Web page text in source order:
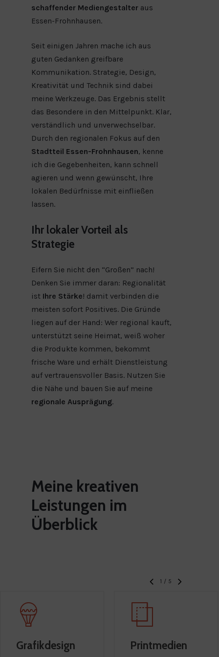
schaffender Mediengestalter aus
Essen-Frohnhausen.
Seit einigen Jahren mache ich aus
guten Gedanken greifbare
Kommunikation. Strategie, Design,
Kreativität und Technik sind dabei
meine Werkzeuge. Das Ergebnis stellt
das Besondere in den Mittelpunkt. Klar,
verständlich und unverwechselbar.
Durch den regionalen Fokus auf den
Stadtteil Essen-Frohnhausen, kenne
ich die Gegebenheiten, kann schnell
agieren und wenn gewünscht, Ihre
lokalen Bedürfnisse mit einfließen
lassen.
Ihr lokaler Vorteil als
Strategie
Eifern Sie nicht den “Großen” nach!
Denken Sie immer daran: Regionalität
ist Ihre Stärke! damit verbinden die
meisten sofort Positives. Die Gründe
liegen auf der Hand: Wer regional kauft,
unterstützt seine Heimat, weiß woher
die Produkte kommen, bekommt
frische Ware und erhält Dienstleistung
auf vertrauensvoller Basis. Nutzen Sie
die Nähe und bauen Sie auf meine
regionale Ausprägung.
Meine kreativen
Leistungen im
Überblick
1 / 5
Grafikdesign Printmedien